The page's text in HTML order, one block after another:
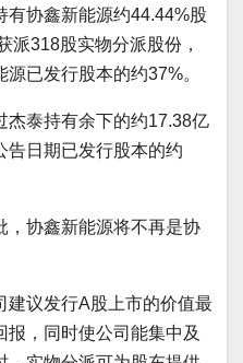
有协鑫新能源约44.44%股
派318股实物分派股份，
已发行股本的约37%。
杰泰持有余下的约17.38亿
告日期已发行股本的约
，协鑫新能源将不再是协
建议发行A股上市的价值最
报，同时使公司能集中及